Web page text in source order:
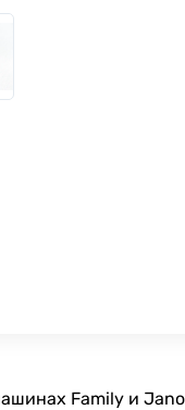
Family и